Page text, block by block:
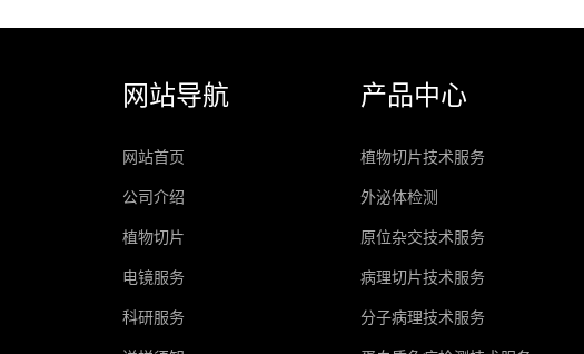
网站导航
网站首页
公司介绍
植物切片
电镜服务
科研服务
产品中心
植物切片技术服务
外泌体检测
原位杂交技术服务
病理切片技术服务
分子病理技术服务